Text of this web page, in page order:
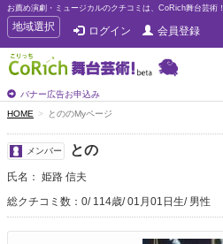
お薦め演劇・ミュージカルのクチコミは、CoRich舞台芸術！
T
o
g
g
e
n
a
v
i
g
t
i
地域選択 ログイン 会員登録
バナー広告お申込み
HOME とののMyページ
メンバー との
氏名： 姫路 信夫
総クチコミ数：0 114歳 01月01日生 男性